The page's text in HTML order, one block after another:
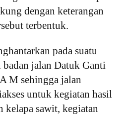
dengan keterangan
terbentuk.
pada suatu
jalan Datuk Ganti
M sehingga jalan
untuk kegiatan hasil
kelapa sawit, kegiatan